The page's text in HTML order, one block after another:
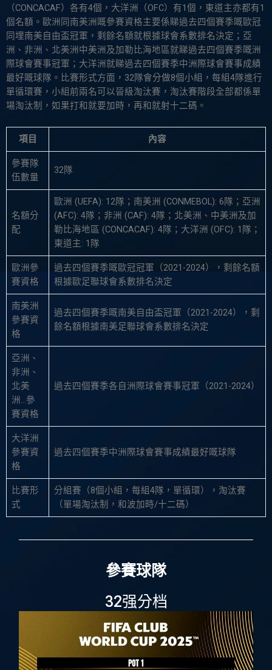
（CONCACAF）各有4個，大洋洲（OFC）有1個，東道主亦都有1
個名額。歐洲同南美洲嘅參賽資格主要係睇過去四個賽季嘅歐冠
同埋南美自由盃冠軍，剩餘名額就根據球會系數排名決定；亞
洲、非洲、北美洲中美洲及加勒比海地區就睇過去四個賽季嘅洲
際球會賽事冠軍；大洋洲就睇過去四個賽季中洲際球會賽事成績
最好嘅球隊。比賽形式方面，32隊會分做8個小組，每組4隊進行
單循環賽，小組前兩名可以晉級淘汰賽，淘汰賽階段全部都係單
場淘汰制，如果打和就要加時，再和就射十二碼。
項目 內容
參賽隊
伍數量
32隊
名額分
配
歐洲 (UEFA): 12隊；南美洲 (CONMEBOL): 6隊；亞洲
(AFC): 4隊；非洲 (CAF): 4隊；北美洲、中美洲及加
勒比海地區 (CONCACAF): 4隊；大洋洲 (OFC): 1隊；
東道主: 1隊
歐洲參
賽資格
過去四個賽季嘅歐冠冠軍（2021-2024），剩餘名額
根據歐足聯球會系數排名決定
南美洲
參賽資
格
過去四個賽季嘅南美自由盃冠軍（2021-2024），剩
餘名額根據南美足聯球會系數排名決定
亞洲、
非洲、
北美
洲…參
賽資格
過去四個賽季各自洲際球會賽事冠軍（2021-2024）
大洋洲
參賽資
格
過去四個賽季中洲際球會賽事成績最好嘅球隊
比賽形
式
分組賽（8個小組，每組4隊，單循環），淘汰賽
（單場淘汰制，和波加時/十二碼）
參賽球隊
32强分档